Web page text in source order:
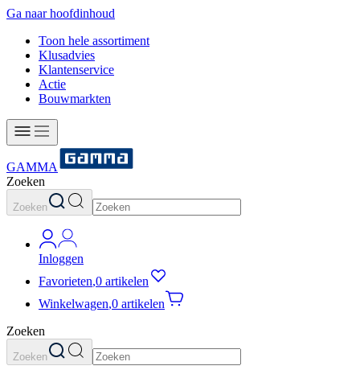
Ga naar hoofdinhoud
Toon hele assortiment
Klusadvies
Klantenservice
Actie
Bouwmarkten
GAMMA
Zoeken
Zoeken
Inloggen
Favorieten,0 artikelen
Winkelwagen,0 artikelen
Zoeken
Zoeken